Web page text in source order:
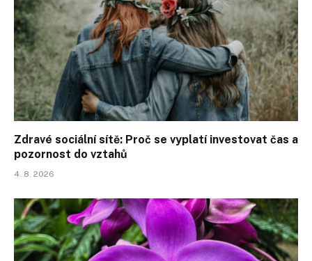
Zdravé sociální sítě: Proč se vyplatí investovat čas a
pozornost do vztahů
4. 8. 2026